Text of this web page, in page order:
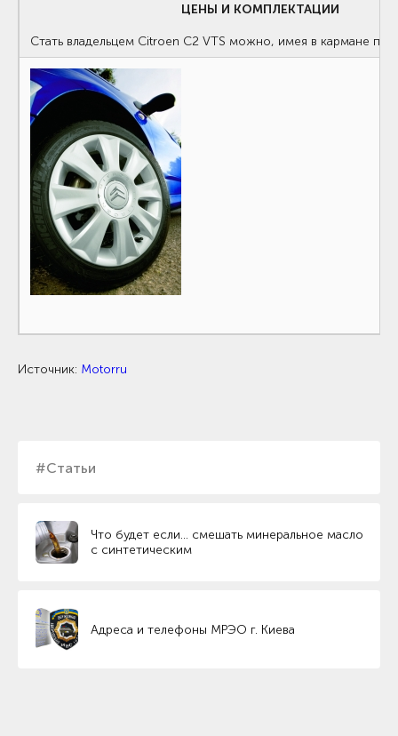
#Статьи
Что будет если… смешать минеральное масло
с синтетическим
Адреса и телефоны МРЭО г. Киева
ЦЕНЫ И КОМПЛЕКТАЦИИ
Стать владельцем Citroen С2 VTS можно, имея в кармане
Источник: Motorru